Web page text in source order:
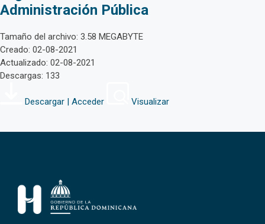
Administración Pública
Tamaño del archivo: 3.58 MEGABYTE
Creado: 02-08-2021
Actualizado: 02-08-2021
Descargas: 133
Descargar | Acceder Visualizar